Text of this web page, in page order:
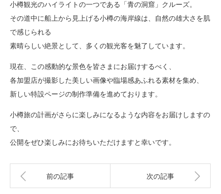
小樽観光のハイライトの一つである「青の洞窟」クルーズ。
その道中に船上から見上げる小樽の海岸線は、自然の雄大さを肌
で感じられる
素晴らしい絶景として、多くの観光客を魅了しています。
現在、この感動的な景色を皆さまにお届けするべく、
各加盟店が撮影した美しい画像や臨場感あふれる素材を集め、
新しい特設ページの制作準備を進めております。
小樽旅の計画がさらに楽しみになるような内容をお届けしますの
で、
公開をぜひ楽しみにお待ちいただけますと幸いです。
前の記事 次の記事